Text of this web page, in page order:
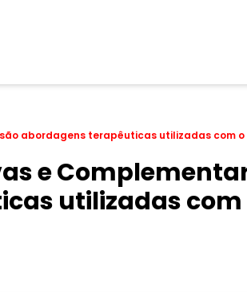
abordagens terapêuticas utilizadas com
e
utilizadas